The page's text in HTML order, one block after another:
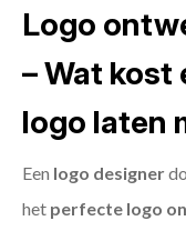
Logo
– Wat kost
logo laten
Een logo designer
het perfecte logo